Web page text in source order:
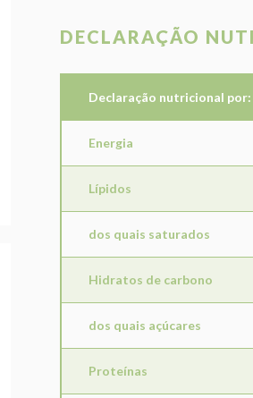
DECLARAÇÃO
Declaração nutricional por:
Energia
Lípidos
dos quais saturados
Hidratos de carbono
dos quais açúcares
Proteínas